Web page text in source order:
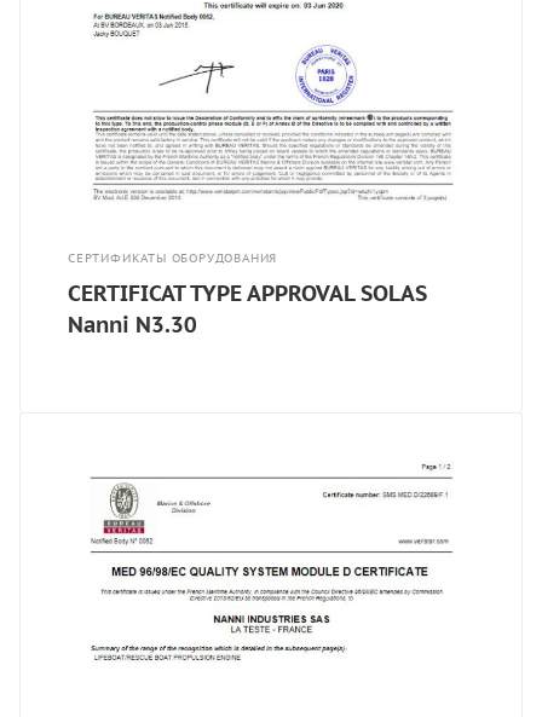
СЕРТИФИКАТЫ ОБОРУДОВАНИЯ
CERTIFICAT TYPE APPROVAL SOLAS
Nanni N3.30